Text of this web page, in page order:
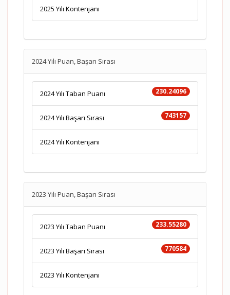
2025 Yılı Kontenjanı
2024 Yılı Puan, Başarı Sırası
230.24096
2024 Yılı Taban Puanı
743157
2024 Yılı Başarı Sırası
2024 Yılı Kontenjanı
2023 Yılı Puan, Başarı Sırası
233.55280
2023 Yılı Taban Puanı
770584
2023 Yılı Başarı Sırası
2023 Yılı Kontenjanı